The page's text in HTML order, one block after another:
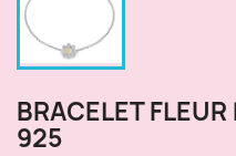
BRACELET
925